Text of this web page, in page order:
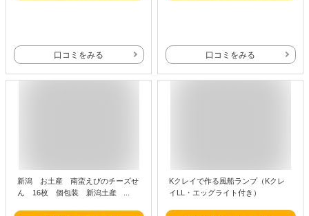
口コミをみる 口コミをみる
新潟 お土産 南蛮えびのチーズせ
ん 16枚 個包装 新潟土産 南蛮
Kクレイで作る風船ランプ（Kクレ
イLL・エッグライト付き）